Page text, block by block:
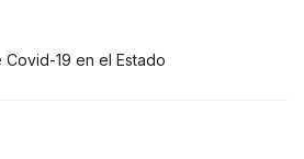
19 en el Estado